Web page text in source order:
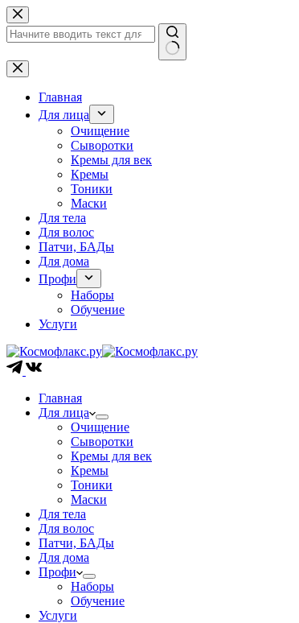
Перейти
к
сути
Ничего
не
найденоГлавная
Для лица
Очищение
Сыворотки
Кремы для век
Кремы
Тоники
Маски
Для тела
Для волос
Патчи, БАДы
Для дома
Профи
Наборы
Обучение
Услуги
Главная
Для лица
Очищение
Сыворотки
Кремы для век
Кремы
Тоники
Маски
Для тела
Для волос
Патчи, БАДы
Для дома
Профи
Наборы
Обучение
Услуги